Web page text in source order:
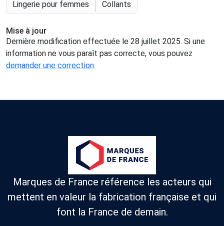
Lingerie pour femmes Collants
Mise à jour
Dernière modification effectuée le 28 juillet 2025. Si une
information ne vous paraît pas correcte, vous pouvez
demander une correction.
Marques de France référence les acteurs qui
mettent en valeur la fabrication française et qui
font la France de demain.